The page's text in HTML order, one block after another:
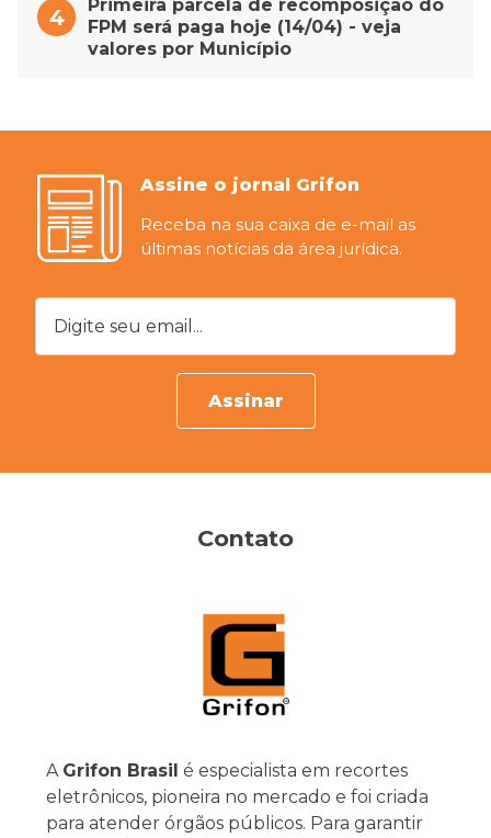
Primeira parcela de recomposição do
FPM será paga hoje (14/04) - veja
valores por Município
Assine o jornal Grifon
Receba na sua caixa de e-mail as
últimas notícias da área jurídica.
Digite seu email...
Assinar
Contato
A Grifon Brasil é especialista em recortes
eletrônicos, pioneira no mercado e foi criada
para atender órgãos públicos. Para garantir